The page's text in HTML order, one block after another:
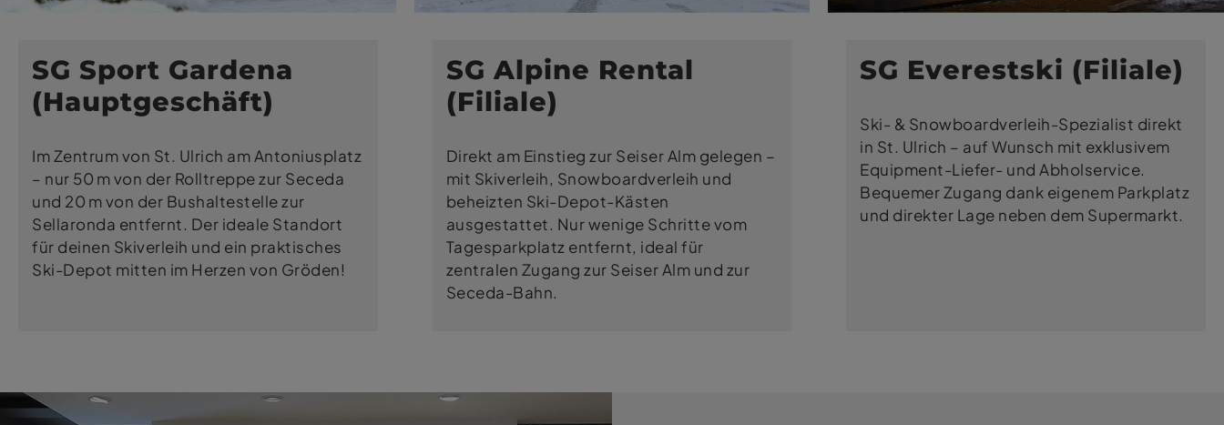
SG Sport Gardena
(Hauptgeschäft)
Im Zentrum von St. Ulrich am Antoniusplatz
– nur 50 m von der Rolltreppe zur Seceda
und 20 m von der Bushaltestelle zur
Sellaronda entfernt. Der ideale Standort
für deinen Skiverleih und ein praktisches
Ski-Depot mitten im Herzen von Gröden!
SG Alpine Rental
(Filiale)
Direkt am Einstieg zur Seiser Alm gelegen –
mit Skiverleih, Snowboardverleih und
beheizten Ski-Depot-Kästen
ausgestattet. Nur wenige Schritte vom
Tagesparkplatz entfernt, ideal für
zentralen Zugang zur Seiser Alm und zur
Seceda-Bahn.
SG Everestski (Filiale)
Ski- & Snowboardverleih-Spezialist direkt
in St. Ulrich – auf Wunsch mit exklusivem
Equipment-Liefer- und Abholservice.
Bequemer Zugang dank eigenem Parkplatz
und direkter Lage neben dem Supermarkt.